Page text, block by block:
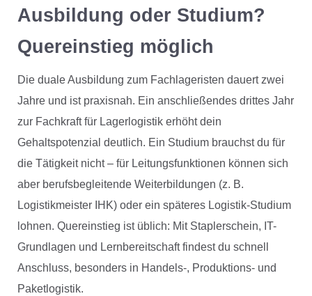
Ausbildung oder Studium?
Quereinstieg möglich
Die duale Ausbildung zum Fachlageristen dauert zwei
Jahre und ist praxisnah. Ein anschließendes drittes Jahr
zur Fachkraft für Lagerlogistik erhöht dein
Gehaltspotenzial deutlich. Ein Studium brauchst du für
die Tätigkeit nicht – für Leitungsfunktionen können sich
aber berufsbegleitende Weiterbildungen (z. B.
Logistikmeister IHK) oder ein späteres Logistik-Studium
lohnen. Quereinstieg ist üblich: Mit Staplerschein, IT-
Grundlagen und Lernbereitschaft findest du schnell
Anschluss, besonders in Handels-, Produktions- und
Paketlogistik.